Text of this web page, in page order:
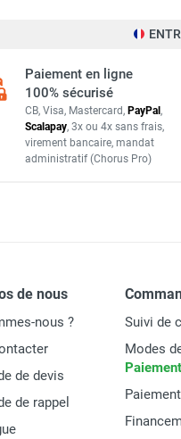
XLT200Q - VORTICE-
AXELAIR
Paiement en ligne
100% sécurisé
CB, Visa, Mastercard, PayPal,
Scalapay, 3x ou 4x sans frais,
virement bancaire, mandat
administratif (Chorus Pro)
de nous
nous ?
de devis
de rappel
Suivi de
Modes